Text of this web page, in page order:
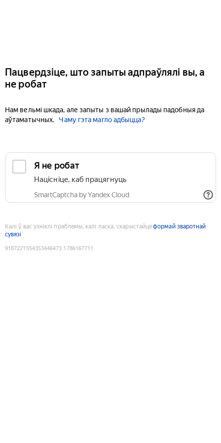
Пацвердзіце, што запыты адпраўлялі вы, а
не робат
Нам вельмі шкада, але запыты з вашай прылады падобныя да
аўтаматычных.
Чаму гэта магло адбыцца?
Я не робат
Націсніце, каб працягнуць
SmartCaptcha by Yandex Cloud
Калі ў вас узніклі праблемы, калі ласка, скарыстайцеформай зваротнай
сувязі
9187221554353446473:1786167711